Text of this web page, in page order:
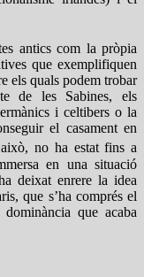
antics com la pròpia
que exemplifiquen
els quals podem trobar
de les Sabines, els
i celtibers o la
el casament en
no ha estat fins a
en una situació
deixat enrere la idea
que s’ha comprés el
que acaba